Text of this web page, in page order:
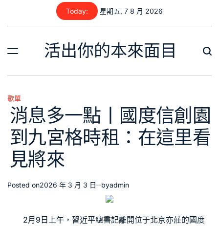
content
Today: 星期五, 7 8 月 2026
活出你的本來面目
Posted
in
歌單
消息多一點丨國度信創園
到九宮格時租：在這里看
見將來
Posted on2026 年 3 月 3 日 byadmin
2月9日上午，習近平總書記離開位于北京亦莊的國度